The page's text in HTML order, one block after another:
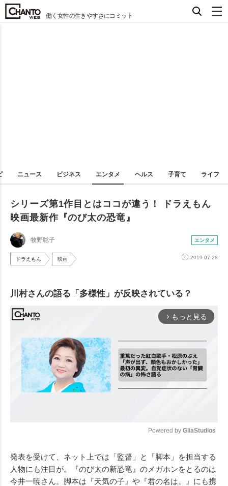
働く女性の生きやすさにコミット
ニュース ビジネス エンタメ ヘルス 子育て ライフ
シリーズ第1作目とはココが違う！ ドラえもん
映画最新作『のび太の恐竜』
牧野聡子 エンタメ
ドラえもん 映画 2019.07.28
川村さんの語る「多様性」が反映されている？
arrow_forward_ios もっと見る
Powered by GliaStudios
発表を受けて、ネット上では「監督」と「脚本」を担当する
人物にも注目が。『のび太の新恐竜』のメガホンをとるのは
今井一暁さん。脚本は『天気の子』や『君の名は。』にも携